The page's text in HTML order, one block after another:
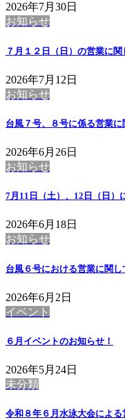
2026年7月30日
お知らせ
７月１２日（日）の営業に関
2026年7月12日
お知らせ
台風７号、８号に係る営業に
2026年6月26日
お知らせ
7月11日（土）、12日（日）
2026年6月18日
お知らせ
台風６号における営業に関し
2026年6月2日
イベント
６月イベントのお知らせ！
2026年5月24日
未分類
令和８年６月水泳大会によ